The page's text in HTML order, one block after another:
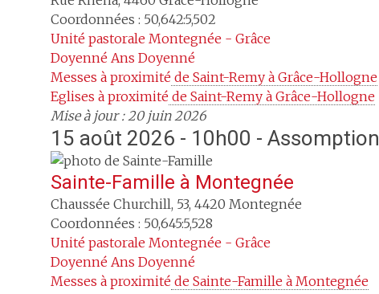
Coordonnées : 50,642:5,502
Unité pastorale Montegnée - Grâce
Doyenné Ans Doyenné
Messes à proximité de Saint-Remy à Grâce-Hollogne
Eglises à proximité de Saint-Remy à Grâce-Hollogne
Mise à jour : 20 juin 2026
15 août 2026 - 10h00 - Assomption
Sainte-Famille à Montegnée
Chaussée Churchill, 53, 4420 Montegnée
Coordonnées : 50,645:5,528
Unité pastorale Montegnée - Grâce
Doyenné Ans Doyenné
Messes à proximité de Sainte-Famille à Montegnée